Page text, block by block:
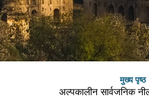
मुख्य पृष्ठ
अल्पकालीन सार्वजनिक